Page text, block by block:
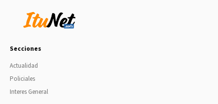
Secciones
Actualidad
Policiales
Interes General